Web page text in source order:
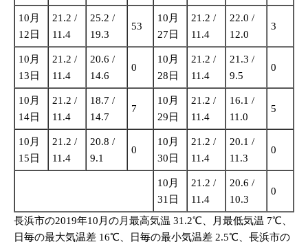
10月
12日
21.2 /
11.4
25.2 /
19.3
53
10月
27日
21.2 /
11.4
22.0 /
12.0
3
10月
13日
21.2 /
11.4
20.6 /
14.6
0
10月
28日
21.2 /
11.4
21.3 /
9.5
0
10月
14日
21.2 /
11.4
18.7 /
14.7
7
10月
29日
21.2 /
11.4
16.1 /
11.0
5
10月
15日
21.2 /
11.4
20.8 /
9.1
0
10月
30日
21.2 /
11.4
20.1 /
11.3
0
10月
31日
21.2 /
11.4
20.6 /
10.3
0
長浜市の2019年10月の月最高気温 31.2℃、月最低気温 7℃、
日毎の最大気温差 16℃、日毎の最小気温差 2.5℃、長浜市の